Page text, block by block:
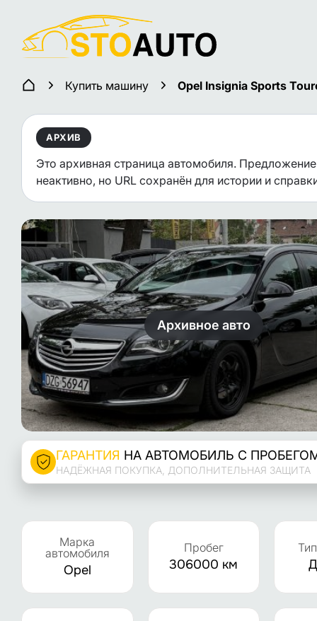
Купить машину Opel Insignia Sports
АРХИВ
Это архивная страница автомобиля. Предложение
неактивно, но URL сохранён для истории и
Архивное авто
ГАРАНТИЯ НА АВТОМОБИЛЬ С
НАДЁЖНАЯ ПОКУПКА, ДОПОЛНИТЕЛЬНАЯ ЗАЩИТА
Марка
автомобиля
Opel
Пробег
306000 км